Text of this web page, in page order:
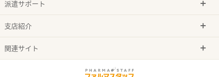
派遣サポート
支店紹介
関連サイト